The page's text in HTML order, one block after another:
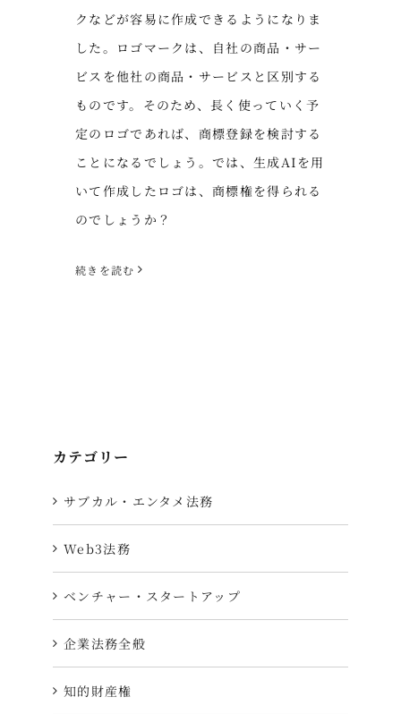
クなどが容易に作成できるようになりま
した。ロゴマークは、自社の商品・サー
ビスを他社の商品・サービスと区別する
ものです。そのため、長く使っていく予
定のロゴであれば、商標登録を検討する
ことになるでしょう。では、生成AIを用
いて作成したロゴは、商標権を得られる
のでしょうか？
続きを読む
カテゴリー
サブカル・エンタメ法務
Web3法務
ベンチャー・スタートアップ
企業法務全般
知的財産権